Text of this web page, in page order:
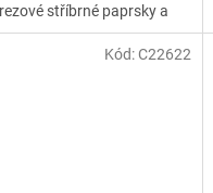
stříbrné paprsky a
Kód:C22622